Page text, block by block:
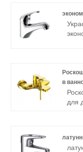
в
для